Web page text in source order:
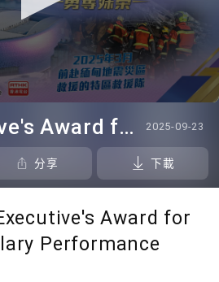
Chief Executive's Award for Exemplary Performance 2025 2025-09-23
分享 下載
Award for
Performance